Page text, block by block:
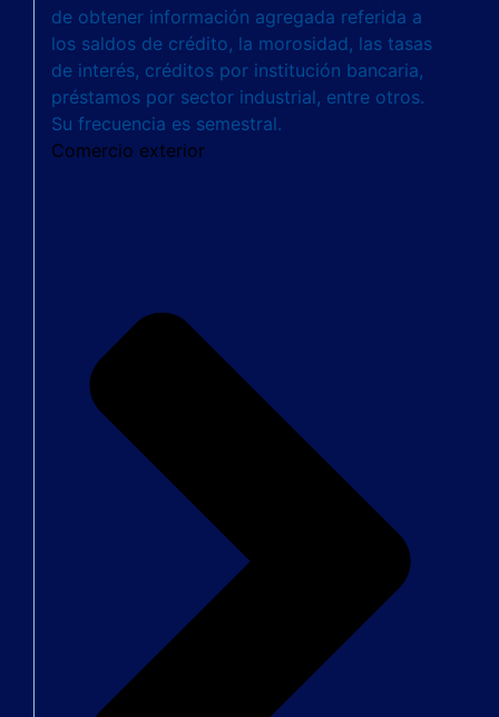
de obtener información agregada referida a
los saldos de crédito, la morosidad, las tasas
de interés, créditos por institución bancaria,
préstamos por sector industrial, entre otros.
Su frecuencia es semestral.
Comercio exterior